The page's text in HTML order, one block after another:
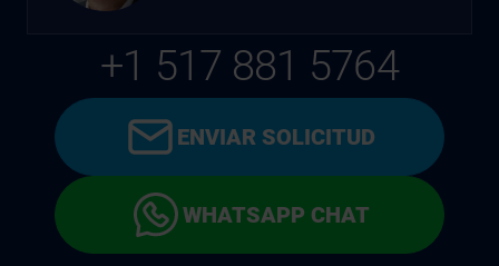
+1 517 881 5764
ENVIAR SOLICITUD
WHATSAPP CHAT